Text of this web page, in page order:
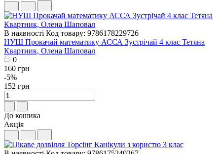
В наявності Код товару: 9786178229726
НУШ Прокачай математику АССА Зустрічай 4 клас Тетяна
Квартник, Олена Шаповал
0
160 грн
-5%
152 грн
До кошика
Акція